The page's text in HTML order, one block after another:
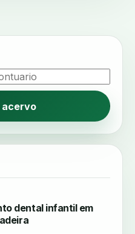
acervo
dental infantil em